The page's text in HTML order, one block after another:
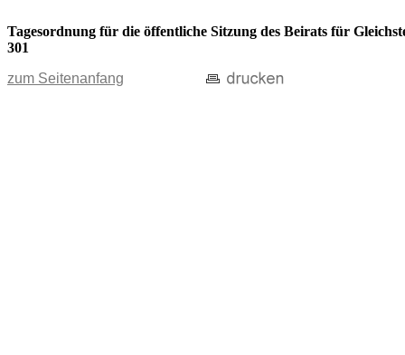
Tagesordnung für die öffentliche Sitzung des Beirats für
301
zum Seitenanfang